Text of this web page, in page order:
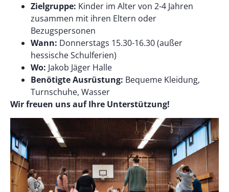
Zielgruppe: Kinder im Alter von 2-4 Jahren
zusammen mit ihren Eltern oder
Bezugspersonen
Wann: Donnerstags 15.30-16.30 (außer
hessische Schulferien)
Wo: Jakob Jäger Halle
Benötigte Ausrüstung: Bequeme Kleidung,
Turnschuhe, Wasser
Wir freuen uns auf Ihre Unterstützung!